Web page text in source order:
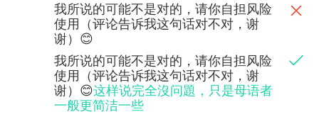
我所说的可能不是对的，请你自担风险
使用（评论告诉我这句话对不对，谢
谢）😊
我所说的可能不是对的，请你自担风险
使用（评论告诉我这句话对不对，谢
谢）😊这样说完全沒问題，只是母语者
一般更简洁一些